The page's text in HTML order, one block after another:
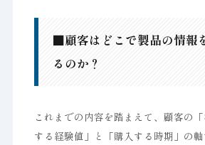
■顧客はどこで製品の情報
るのか？
これまでの内容を踏まえて、顧客の
する経験値」と「購入する時期」の